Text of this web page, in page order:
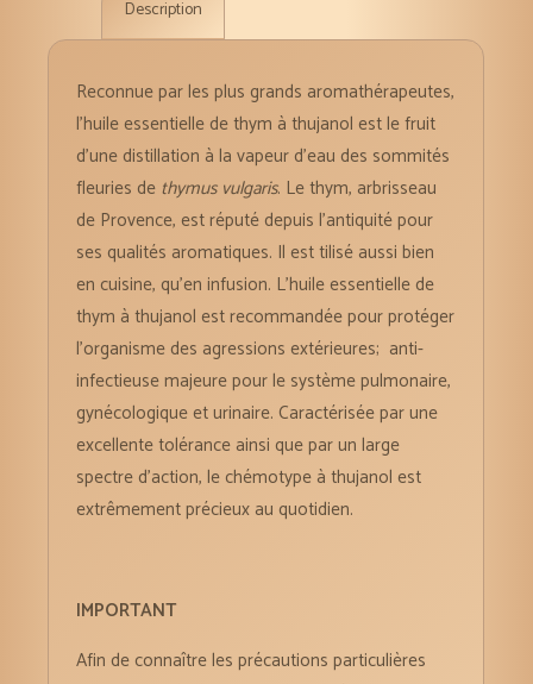
Description
Reconnue par les plus grands aromathérapeutes,
l’huile essentielle de thym à thujanol est le fruit
d’une distillation à la vapeur d’eau des sommités
fleuries de thymus vulgaris. Le thym, arbrisseau
de Provence, est réputé depuis l’antiquité pour
ses qualités aromatiques. Il est tilisé aussi bien
en cuisine, qu’en infusion. L’huile essentielle de
thym à thujanol est recommandée pour protéger
l’organisme des agressions extérieures; anti-
infectieuse majeure pour le système pulmonaire,
gynécologique et urinaire. Caractérisée par une
excellente tolérance ainsi que par un large
spectre d’action, le chémotype à thujanol est
extrêmement précieux au quotidien.
IMPORTANT
Afin de connaître les précautions particulières